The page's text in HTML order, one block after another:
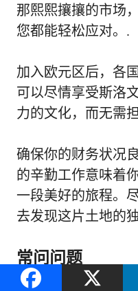
那熙熙攘攘的市场
您都能轻松应对。.
加入欧元区后，各
可以尽情享受斯洛
力的文化，而无需
确保你的财务状况
的辛勤工作意味着
一段美好的旅程。
去发现这片土地的
常问问题